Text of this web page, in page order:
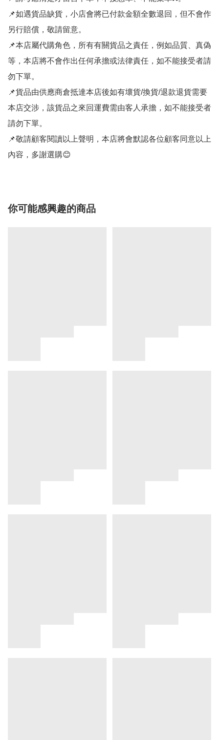
📌如遇貨品缺貨，小店會將已付款金額全數退回，但不會作
另行賠償，敬請留意。
📌本店屬代購角色，所有有關貨品之責任，例如品質、真偽
等，本店將不會作出任何承擔或法律責任，如不能接受者請
勿下單。
📌貨品由供應商倉抵達本店後如有壞貨/換貨/退款退貨需要
本店交涉，該貨品之來回運費需由客人承擔，如不能接受者
請勿下單。
📌敬請顧客閱讀以上聲明，本店將會默認各位顧客同意以上
內容，多謝選購😊
你可能感興趣的商品